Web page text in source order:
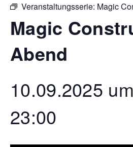
Veranstaltungsserie: Magic
Magic
Abend
10.09.2025
23:00